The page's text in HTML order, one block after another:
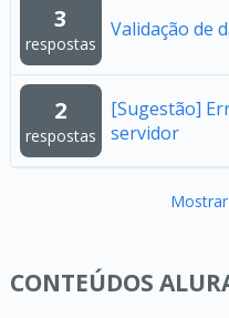
3
respostas
Validação de
2
respostas
[Sugestão]
servidor
CONTEÚDOS